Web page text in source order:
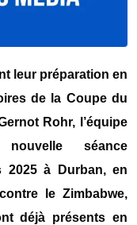
leur préparation en
de la Coupe du
Rohr, l’équipe
séance
2025 à Durban, en
le Zimbabwe,
déjà présents en